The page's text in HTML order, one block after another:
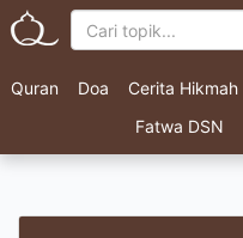
Quran Doa Cerita Hikmah
Fatwa DSN